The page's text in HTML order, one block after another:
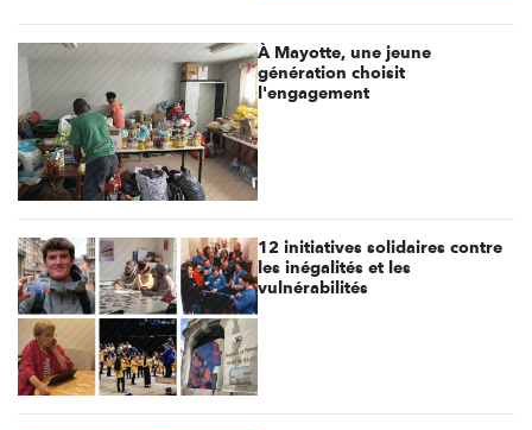
À Mayotte, une jeune
génération choisit
l'engagement
12 initiatives solidaires contre
les inégalités et les
vulnérabilités